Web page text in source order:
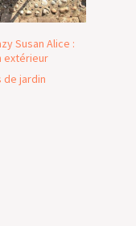
Susan Alice :
extérieur
de jardin